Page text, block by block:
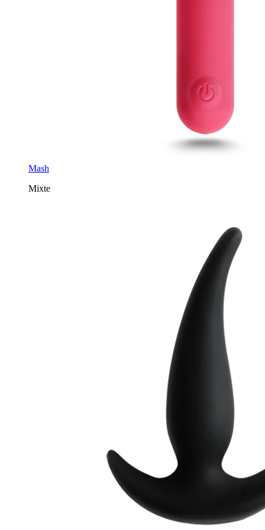
Mash
Mixte